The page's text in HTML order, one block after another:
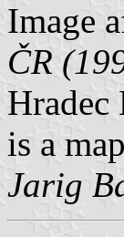
Image
ČR
Hradec
is a
Jarig